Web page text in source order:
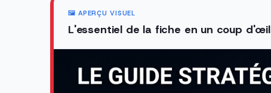
🖼️ APERÇU VISUEL
L'essentiel de la fiche en un coup d'œil